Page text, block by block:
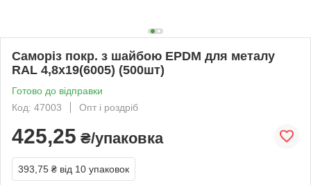
Саморіз покр. з шайбою EPDM для металу
RAL 4,8х19(6005) (500шт)
Готово до відправки
Код: 47003
Опт і роздріб
425,25 ₴/упаковка
393,75 ₴ від 10 упаковок